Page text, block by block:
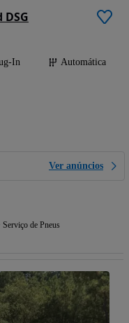
In
Automática
Ver anúncios
Serviço de Pneus